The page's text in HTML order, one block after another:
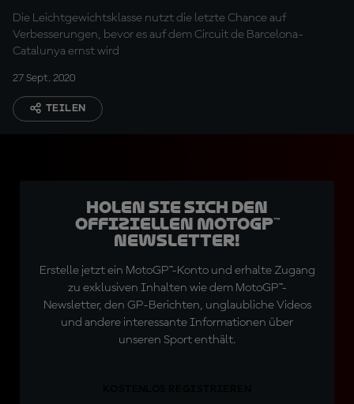
Die Leichtgewichtsklasse nutzt die letzte Chance auf
Verbesserungen, bevor es auf dem Circuit de Barcelona-
Catalunya ernst wird
27 Sept. 2020
TEILEN
Holen Sie sich den
offiziellen MotoGP™
Newsletter!
Erstelle jetzt ein MotoGP™-Konto und erhalte Zugang
zu exklusiven Inhalten wie dem MotoGP™-
Newsletter, den GP-Berichten, unglaubliche Videos
und andere interessante Informationen über
unseren Sport enthält.